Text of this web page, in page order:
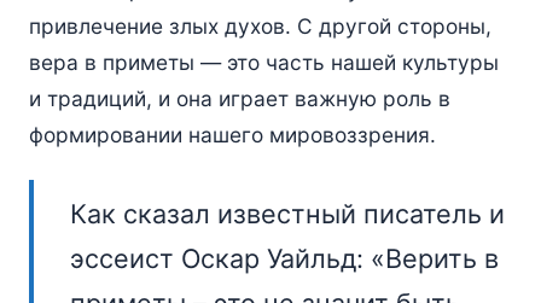
привлечение злых духов. С другой стороны,
вера в приметы — это часть нашей культуры
и традиций, и она играет важную роль в
формировании нашего мировоззрения.
Как сказал известный писатель и
эссеист Оскар Уайльд: «Верить в